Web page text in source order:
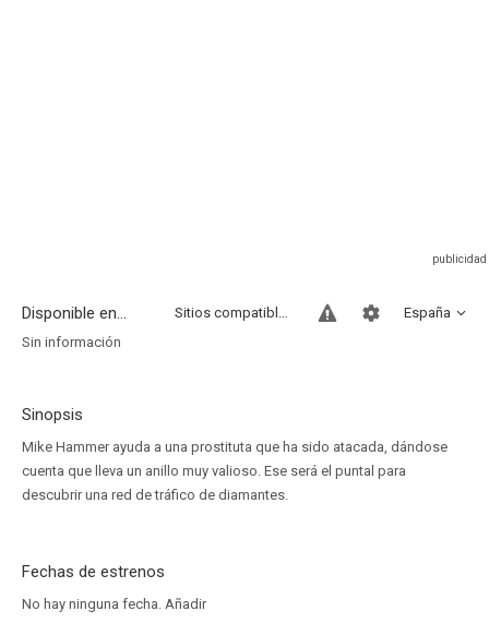
Disponible en... España
Sitios compatibles
Sin información
Sinopsis
Mike Hammer ayuda a una prostituta que ha sido atacada, dándose
cuenta que lleva un anillo muy valioso. Ese será el puntal para
descubrir una red de tráfico de diamantes.
Fechas de estrenos
No hay ninguna fecha. Añadir